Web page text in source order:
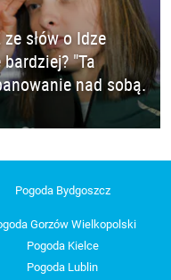
ze słów o Idze
"Ta
nad sobą.
Pogoda Bydgoszcz
Gorzów Wielkopolski
Pogoda Kielce
Pogoda Lublin